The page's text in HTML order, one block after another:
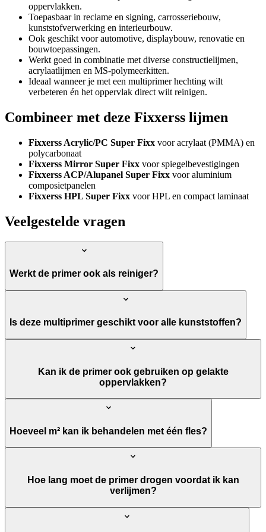
oppervlakken.
Toepasbaar in reclame en signing, carrosseriebouw,
kunststofverwerking en interieurbouw.
Ook geschikt voor automotive, displaybouw, renovatie en
bouwtoepassingen.
Werkt goed in combinatie met diverse constructielijmen,
acrylaatlijmen en MS-polymeerkitten.
Ideaal wanneer je met een multiprimer hechting wilt
verbeteren én het oppervlak direct wilt reinigen.
Combineer met deze Fixxerss lijmen
Fixxerss Acrylic/PC Super Fixx voor acrylaat (PMMA) en
polycarbonaat
Fixxerss Mirror Super Fixx voor spiegelbevestigingen
Fixxerss ACP/Alupanel Super Fixx voor aluminium
composietpanelen
Fixxerss HPL Super Fixx voor HPL en compact laminaat
Veelgestelde vragen
Werkt de primer ook als reiniger?
Is deze multiprimer geschikt voor alle kunststoffen?
Kan ik de primer ook gebruiken op gelakte
oppervlakken?
Hoeveel m² kan ik behandelen met één fles?
Hoe lang moet de primer drogen voordat ik kan
verlijmen?